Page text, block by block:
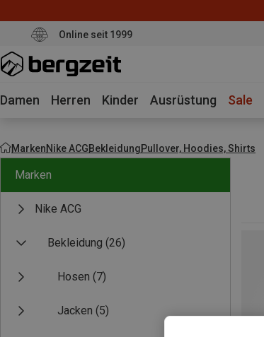
Online seit 1999
Damen Herren Kinder Ausrüstung Sale
MarkenNike ACGBekleidungPullover, Hoodies, Shirts
Marken
Nike ACG
Bekleidung (26)
Hosen (7)
Jacken (5)